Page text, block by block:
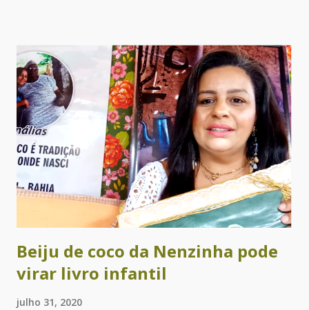
autógrafos de duas de suas obras: Tarja Preta (poesia) e
Cadê Tia Suely? (infantil). O evento ainda tem recital de
poesia com Alvorecer Santos, Ametista Nunes, Cacau
Novaes, Glória Terra, Lícia Souza, Lucas de Matos, Pareta
Calderasch, Rita Pinheiro, Rosana Paulo e Valdeck Almeida
de Jesus. Além disso, a noite será animada com
apresentações musicais de Chá Rize e Sílvio Correia. Com
produção e curadoria de Cacau Novaes e coordenação
artística de Alvorecer Santos, o Nosso Sarau é um evento
gratui...
Beiju de coco da Nenzinha pode
virar livro infantil
julho 31, 2020